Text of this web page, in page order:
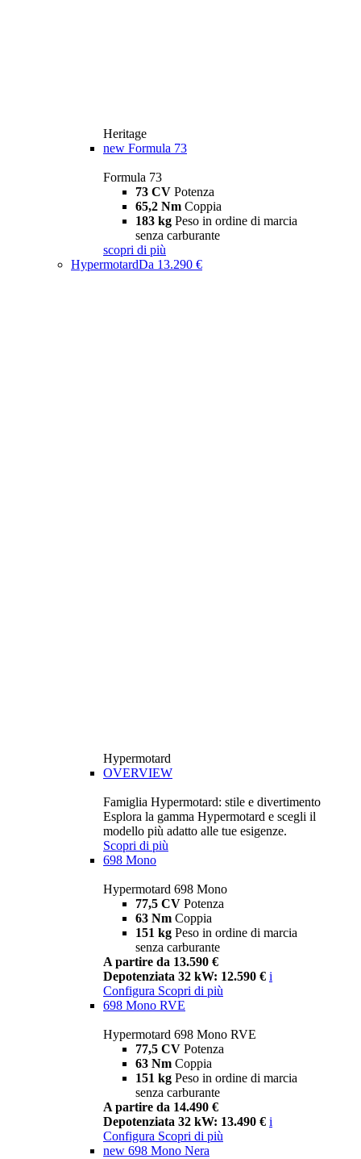
Heritage
new Formula 73
Formula 73
73 CV Potenza
65,2 Nm Coppia
183 kg Peso in ordine di marcia
senza carburante
scopri di più
HypermotardDa 13.290 €
Hypermotard
OVERVIEW
Famiglia Hypermotard: stile e divertimento
Esplora la gamma Hypermotard e scegli il
modello più adatto alle tue esigenze.
Scopri di più
698 Mono
Hypermotard 698 Mono
77,5 CV Potenza
63 Nm Coppia
151 kg Peso in ordine di marcia
senza carburante
A partire da 13.590 €
Depotenziata 32 kW: 12.590 € i
Configura Scopri di più
698 Mono RVE
Hypermotard 698 Mono RVE
77,5 CV Potenza
63 Nm Coppia
151 kg Peso in ordine di marcia
senza carburante
A partire da 14.490 €
Depotenziata 32 kW: 13.490 € i
Configura Scopri di più
new 698 Mono Nera